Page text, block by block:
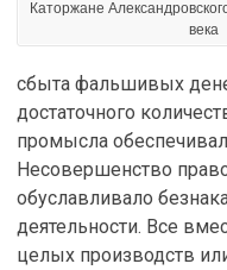
Каторжане
века
сбыта фальшивых
достаточного
промысла
Несовершенство
обуславливало
деятельности. Все
целых производств